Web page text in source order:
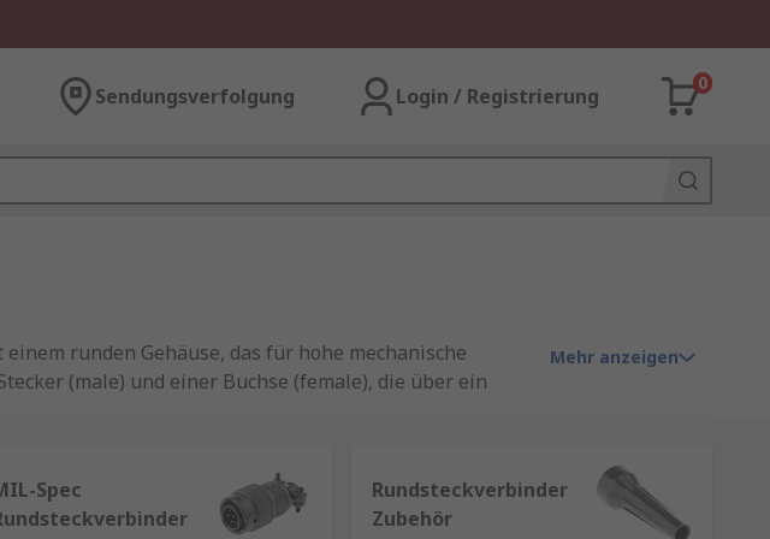
Sendungsverfolgung Login / Registrierung
0
(male) und einer Buchse (female), die über ein
Mehr anzeigen
Spec
Rundsteckverbinder
Zubehör